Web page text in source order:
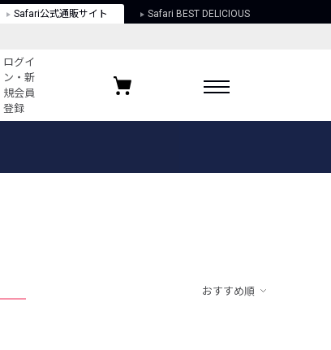
Safari公式通販サイト Safari BEST DELICIOUS
ログイ
ン・新
規会員
登録
お気に入りブランド
おすすめ順